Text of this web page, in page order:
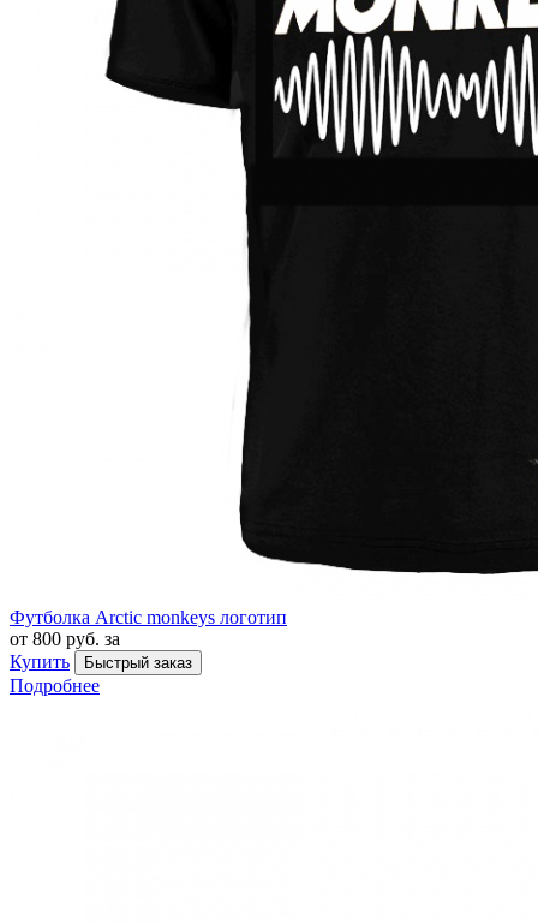
Футболка Arctic monkeys логотип
от 800 руб. за
Купить
Быстрый заказ
Подробнее